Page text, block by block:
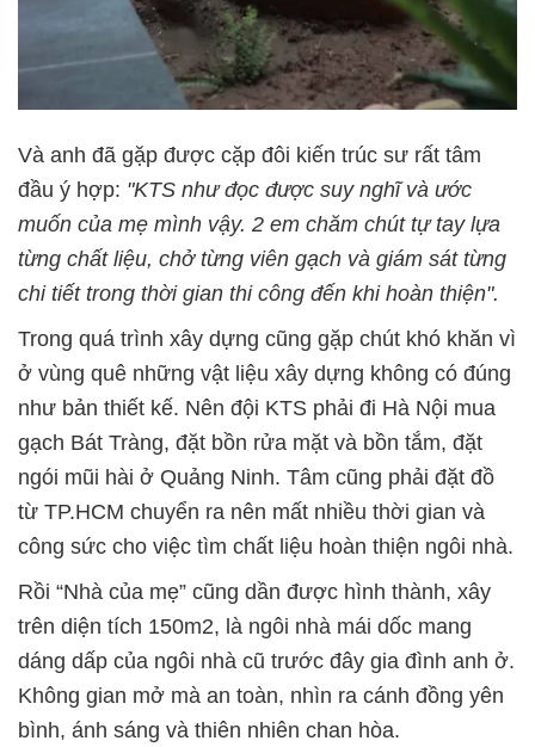
Và anh đã gặp được cặp đôi kiến trúc sư rất tâm
đầu ý hợp: "KTS như đọc được suy nghĩ và ước
muốn của mẹ mình vậy. 2 em chăm chút tự tay lựa
từng chất liệu, chở từng viên gạch và giám sát từng
chi tiết trong thời gian thi công đến khi hoàn thiện".
Trong quá trình xây dựng cũng gặp chút khó khăn vì
ở vùng quê những vật liệu xây dựng không có đúng
như bản thiết kế. Nên đội KTS phải đi Hà Nội mua
gạch Bát Tràng, đặt bồn rửa mặt và bồn tắm, đặt
ngói mũi hài ở Quảng Ninh. Tâm cũng phải đặt đồ
từ TP.HCM chuyển ra nên mất nhiều thời gian và
công sức cho việc tìm chất liệu hoàn thiện ngôi nhà.
Rồi “Nhà của mẹ” cũng dần được hình thành, xây
trên diện tích 150m2, là ngôi nhà mái dốc mang
dáng dấp của ngôi nhà cũ trước đây gia đình anh ở.
Không gian mở mà an toàn, nhìn ra cánh đồng yên
bình, ánh sáng và thiên nhiên chan hòa.